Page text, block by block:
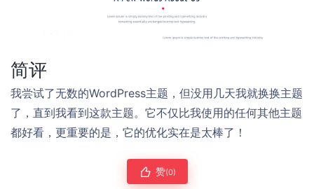
简评
我尝试了无数的WordPress主题，但没用几天我就换换主题
了，直到我看到这款主题。它不仅比我使用的任何其他主题
都好看，更重要的是，它的优化实在是太棒了！
赞(0)